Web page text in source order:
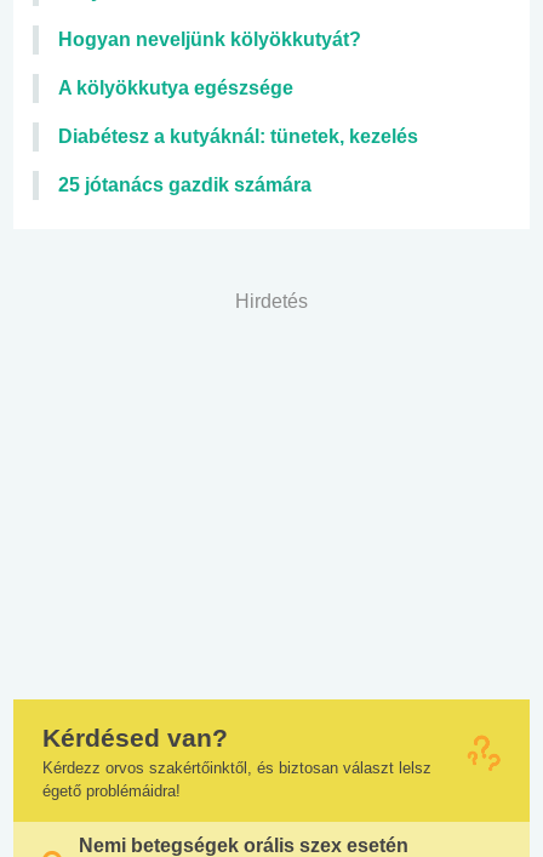
Hogyan neveljünk kölyökkutyát?
A kölyökkutya egészsége
Diabétesz a kutyáknál: tünetek, kezelés
25 jótanács gazdik számára
Hirdetés
Kérdésed van?
Kérdezz orvos szakértőinktől, és biztosan választ lelsz
égető problémáidra!
Nemi betegségek orális szex esetén